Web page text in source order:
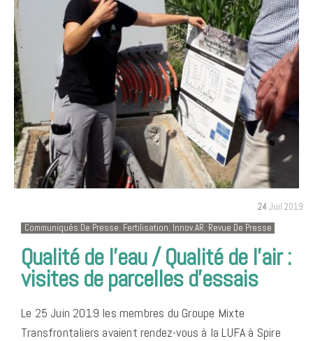
24 Juil 2019
Communiqués De Presse, Fertilisation, Innov.AR, Revue De Presse
Qualité de l’eau / Qualité de l’air :
visites de parcelles d’essais
Le 25 Juin 2019 les membres du Groupe Mixte
Transfrontaliers avaient rendez-vous à la LUFA à Spire